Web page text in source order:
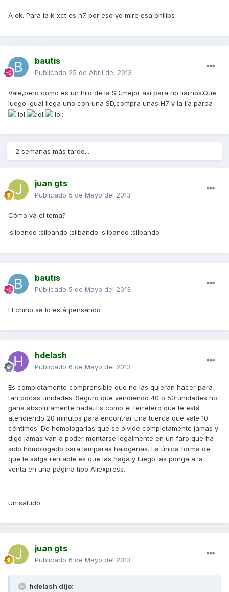
A ok. Para la k-xct es h7 por eso yo mire esa philips
bautis
Publicado 25 de Abril del 2013
Vale,pero como es un hilo de la SD,mejor así para no liarnos.Que
luego igual llega uno con una SD,compra unas H7 y la lía parda
2 semanas más tarde...
juan gts
Publicado 5 de Mayo del 2013
Cómo va el tema?
:silbando :silbando :silbando :silbando :silbando
bautis
Publicado 5 de Mayo del 2013
El chino se lo está pensando
hdelash
Publicado 6 de Mayo del 2013
Es completamente comprensible que no las quieran hacer para
tan pocas unidades. Seguro que vendiendo 40 o 50 unidades no
gana absolutamente nada. Es como el ferretero que te está
atendiendo 20 minutos para encontrar una tuerca que vale 10
céntimos. De homologarlas que se olvide completamente jamas y
digo jamas van a poder montarse legalmente en un faro que ha
sido homologado para lamparas halógenas. La única forma de
que le salga rentable es que las haga y luego las ponga a la
venta en una página tipo Aliexpress.
Un saludo
juan gts
Publicado 6 de Mayo del 2013
hdelash dijo: